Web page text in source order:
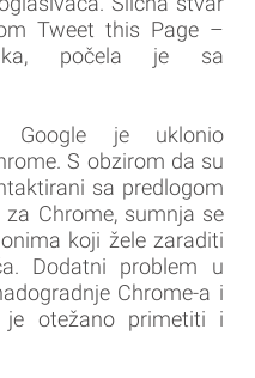
Tweet this Page –
počela je sa
Google je uklonio
S obzirom da su
sa predlogom
Chrome, sumnja se
koji žele zaraditi
Dodatni problem u
Chrome-a i
je otežano primetiti i